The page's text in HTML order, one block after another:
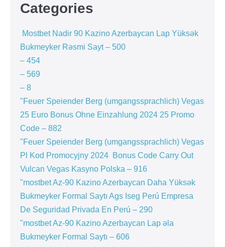
Categories
️ Mostbet Nadir 90 Kazino Azerbaycan Lap Yüksək
Bukmeyker Rəsmi Sayt – 500
– 454
– 569
– 8
"Feuer Speiender Berg (umgangssprachlich) Vegas
25 Euro Bonus Ohne Einzahlung 2024 25 Promo
Code – 882
"Feuer Speiender Berg (umgangssprachlich) Vegas
Pl Kod Promocyjny 2024 ️ Bonus Code Carry Out
Vulcan Vegas Kasyno Polska – 916
"mostbet Az-90 Kazino Azerbaycan Daha Yüksək
Bukmeyker Formal Saytı Ags Iseg Perú Empresa
De Seguridad Privada En Perú – 290
"mostbet Az-90 Kazino Azerbaycan Lap əla
Bukmeyker Formal Saytı – 606